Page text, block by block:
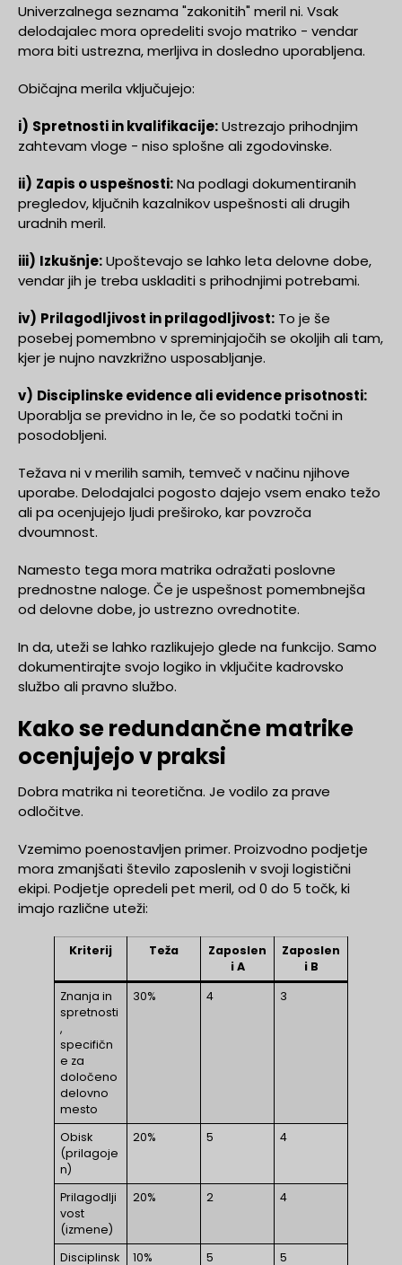
Univerzalnega seznama "zakonitih" meril ni. Vsak
delodajalec mora opredeliti svojo matriko - vendar
mora biti ustrezna, merljiva in dosledno uporabljena.
Običajna merila vključujejo:
i) Spretnosti in kvalifikacije:Ustrezajo prihodnjim
zahtevam vloge - niso splošne ali zgodovinske.
ii) Zapis o uspešnosti:Na podlagi dokumentiranih
pregledov, ključnih kazalnikov uspešnosti ali drugih
uradnih meril.
iii) Izkušnje:Upoštevajo se lahko leta delovne dobe,
vendar jih je treba uskladiti s prihodnjimi potrebami.
iv) Prilagodljivost in prilagodljivost: To je še
posebej pomembno v spreminjajočih se okoljih ali tam,
kjer je nujno navzkrižno usposabljanje.
v) Disciplinske evidence ali evidence prisotnosti:
Uporablja se previdno in le, če so podatki točni in
posodobljeni.
Težava ni v merilih samih, temveč v načinu njihove
uporabe. Delodajalci pogosto dajejo vsem enako težo
ali pa ocenjujejo ljudi preširoko, kar povzroča
dvoumnost.
Namesto tega mora matrika odražati poslovne
prednostne naloge. Če je uspešnost pomembnejša
od delovne dobe, jo ustrezno ovrednotite.
In da, uteži se lahko razlikujejo glede na funkcijo. Samo
dokumentirajte svojo logiko in vključite kadrovsko
službo ali pravno službo.
Kako se redundančne matrike
ocenjujejo v praksi
Dobra matrika ni teoretična. Je vodilo za prave
odločitve.
Vzemimo poenostavljen primer. Proizvodno podjetje
mora zmanjšati število zaposlenih v svoji logistični
ekipi. Podjetje opredeli pet meril, od 0 do 5 točk, ki
imajo različne uteži:
Kriterij Teža
Zaposlen
i A
Zaposlen
i B
Znanja in
spretnosti
,
specifičn
e za
določeno
delovno
mesto
30% 4 3
Obisk
(prilagoje
n)
20% 5 4
Prilagodlji
vost
(izmene)
20% 2 4
Disciplinsk 10% 5 5